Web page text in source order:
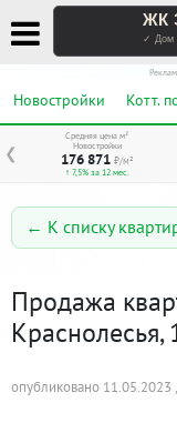
ЖК
✓ Дом
Новостройки Котт.
❮
Средняя цена м²
Новостройки
176 871 ₽/м²
↑ 7,5% за 12 мес.
← К списку
Продажа
опубликовано